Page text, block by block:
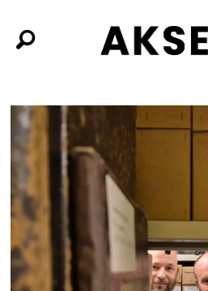
Tag:
historisk
materiale